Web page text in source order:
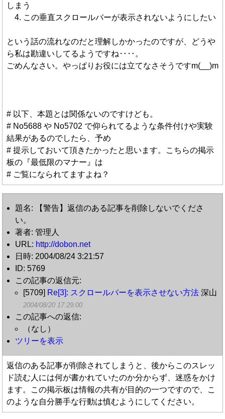
しまう
4. この垂直スクロールバーが表示されないようにしたい
という話の流れなのだと理解しかかったのですが、どうや
ら私は勘違いしてるようですね‥‥。
ごめんなさい。やっぱりお役には立てなさそうですm(__)m
# 以下、本題とは関係ないのですけども。
# No5688 や No5702 で仰られてるような条件付けや実験
結果があるのでしたら、予め
# 提示しておいて頂きたかったと思います。こちらの掲示
板の『最低限のマナー』は
# ご覧になられてますよね？
題名: 【警告】返信のある記事を削除しないでくださ
い。
著者: 管理人
URL: http://dobon.net
日時: 2004/08/24 3:21:57
ID: 5769
この記事の返信元:
[5709] Re[3]: スクロールバーを表示させない方法 深山
2004/08/20 17:29:00
この記事への返信:
（なし）
ツリーを表示
返信のある記事が削除されてしまうと、後からこのスレッ
ド読む人には何が書かれていたのか分からず、迷惑をかけ
ます。この掲示板は情報の共有が目的の一つですので、こ
のような自分勝手な行動は慎むようにしてください。